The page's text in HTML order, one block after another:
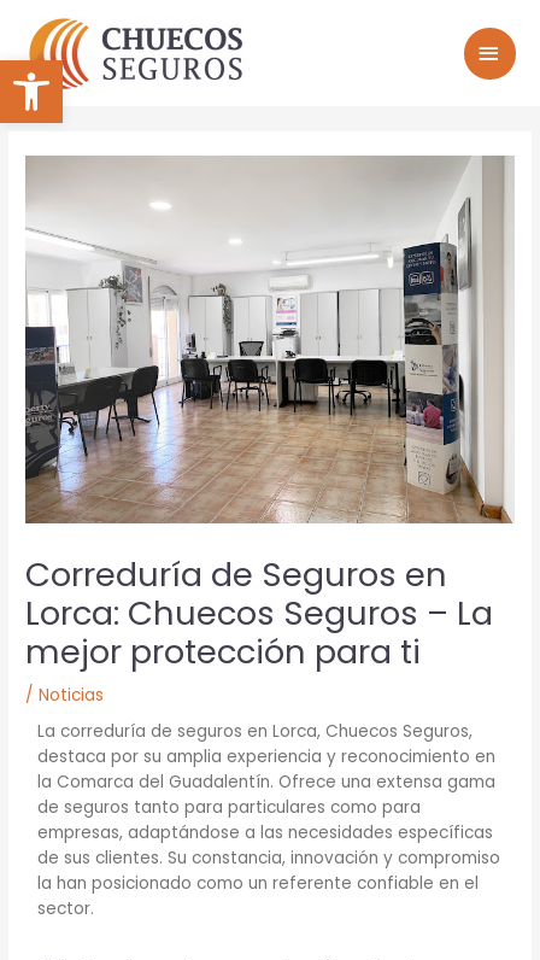
Abrir barra de herramientas
Correduría de Seguros en
Lorca: Chuecos Seguros – La
mejor protección para ti
/Noticias
La correduría de seguros en Lorca, Chuecos Seguros,
destaca por su amplia experiencia y reconocimiento en
la Comarca del Guadalentín. Ofrece una extensa gama
de seguros tanto para particulares como para
empresas, adaptándose a las necesidades específicas
de sus clientes. Su constancia, innovación y compromiso
la han posicionado como un referente confiable en el
sector.